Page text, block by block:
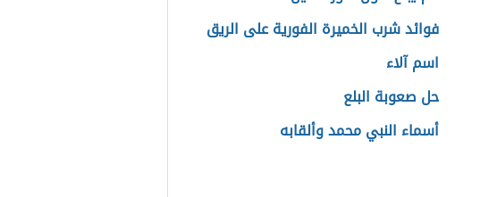
فوائد شرب الخميرة الفورية على الريق
اسم آلاء
حل صعوبة البلع
أسماء النبي محمد وألقابه